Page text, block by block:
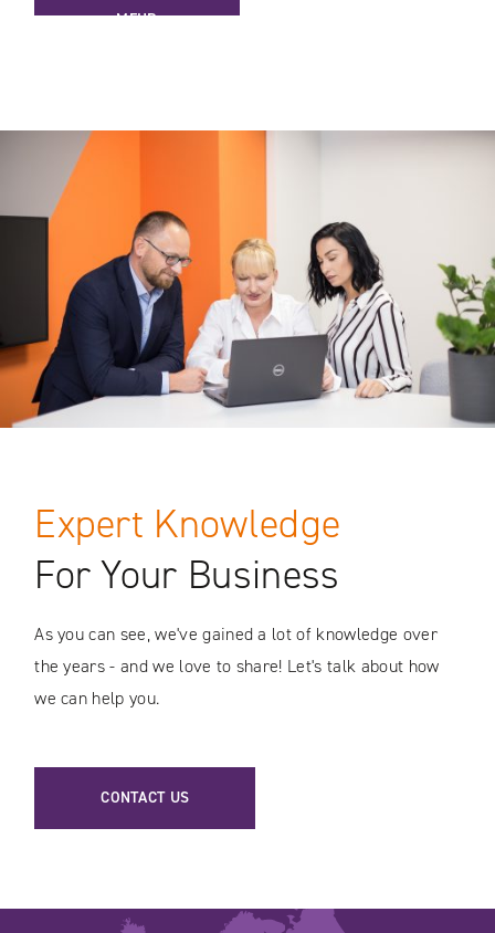
MEHR
Expert Knowledge
For Your Business
As you can see, we've gained a lot of knowledge over
the years - and we love to share! Let's talk about how
we can help you.
CONTACT US